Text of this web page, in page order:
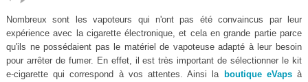
Nombreux sont les vapoteurs qui n'ont pas été convaincus par leur
expérience avec la cigarette électronique, et cela en grande partie parce
qu'ils ne possédaient pas le matériel de vapoteuse adapté à leur besoin
pour arrêter de fumer. En effet, il est très important de sélectionner le kit
e-cigarette qui correspond à vos attentes. Ainsi la boutique eVapsà